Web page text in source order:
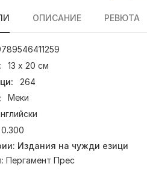
ОПИСАНИЕ РЕВЮТА
13 х 20 см
264
Меки
0.300
Издания на чужди езици
Пергамент Прес